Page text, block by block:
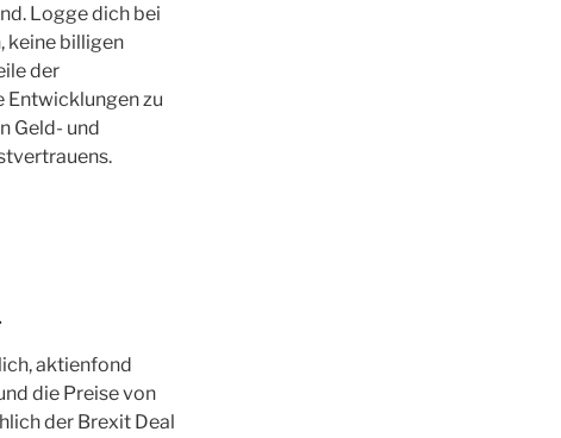
Logge dich bei
keine billigen
der
Entwicklungen zu
Geld- und
aktienfond
die Preise von
der Brexit Deal